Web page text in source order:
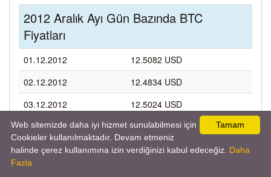
2012 Aralık Ayı Gün Bazında BTC
Fiyatları
01.12.2012
12.5082 USD
02.12.2012
12.4834 USD
03.12.2012
12.5024 USD
04.12.2012
12.8324 USD
05.12.2012
13.2565 USD
Tamam
Web sitemizde daha iyi hizmet sunulabilmesi için
Cookieler kullanılmaktadır. Devam etmeniz
halinde çerez kullanımına izin verdiğinizi kabul edeceğiz. Daha
Fazla